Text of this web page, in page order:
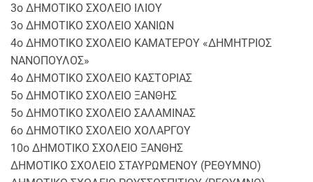
3o ΔΗΜΟΤΙΚΟ ΣΧΟΛΕΙΟ ΙΛΙΟΥ
3o ΔΗΜΟΤΙΚΟ ΣΧΟΛΕΙΟ ΧΑΝΙΩΝ
4o ΔΗΜΟΤΙΚΟ ΣΧΟΛΕΙΟ ΚΑΜΑΤΕΡΟΥ «ΔΗΜΗΤΡΙΟΣ
ΝΑΝΟΠΟΥΛΟΣ»
4o ΔΗΜΟΤΙΚΟ ΣΧΟΛΕΙΟ ΚΑΣΤΟΡΙΑΣ
5o ΔΗΜΟΤΙΚΟ ΣΧΟΛΕΙΟ ΞΑΝΘΗΣ
5o ΔΗΜΟΤΙΚΟ ΣΧΟΛΕΙΟ ΣΑΛΑΜΙΝΑΣ
6o ΔΗΜΟΤΙΚΟ ΣΧΟΛΕΙΟ ΧΟΛΑΡΓΟΥ
10o ΔΗΜΟΤΙΚΟ ΣΧΟΛΕΙΟ ΞΑΝΘΗΣ
ΔΗΜΟΤΙΚΟ ΣΧΟΛΕΙΟ ΣΤΑΥΡΩΜΕΝΟΥ (ΡΕΘΥΜΝΟ)